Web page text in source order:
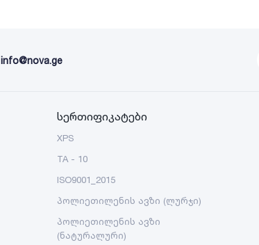
info@nova.ge
სერთიფიკატები
XPS
TA - 10
ISO9001_2015
პოლიეთილენის ავზი (ლურჯი)
პოლიეთილენის ავზი
(ნატურალური)